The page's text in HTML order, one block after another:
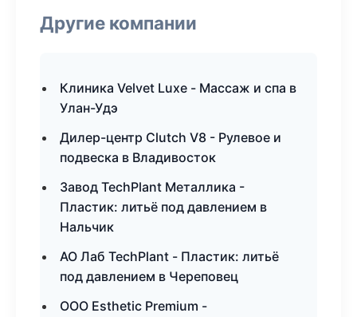
Другие компании
Клиника Velvet Luxe - Массаж и спа в
Улан-Удэ
Дилер-центр Clutch V8 - Рулевое и
подвеска в Владивосток
Завод TechPlant Металлика -
Пластик: литьё под давлением в
Нальчик
АО Лаб TechPlant - Пластик: литьё
под давлением в Череповец
ООО Esthetic Premium -